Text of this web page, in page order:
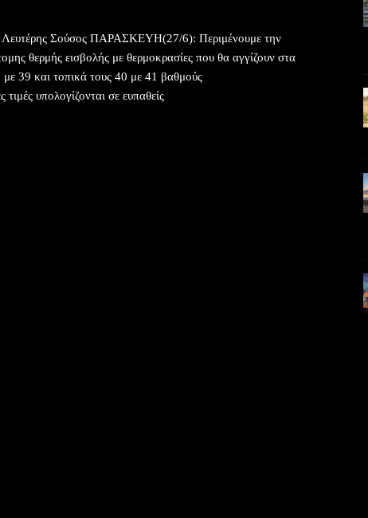
Σούσος ΠΑΡΑΣΚΕΥΗ(27/6): Περιμένουμε την
θερμής εισβολής με θερμοκρασίες που θα αγγίζουν στα
με 39 και τοπικά τους 40 με 41 βαθμούς
υπολογίζονται σε ευπαθείς